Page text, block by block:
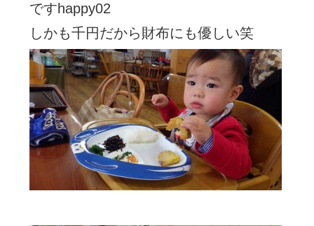
です
しかも千円だから財布にも優しい笑